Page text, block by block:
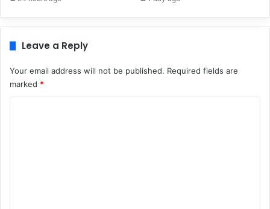
Leave a Reply
Your email address will not be published. Required fields are
marked *